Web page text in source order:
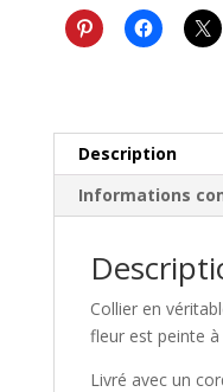
blanc
Description
Informations
Collier en
fleur est peinte à
Livré avec un